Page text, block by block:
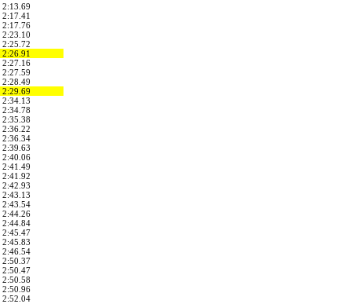
2:13.69
2:17.41
2:17.76
2:23.10
2:25.72
2:26.91
2:27.16
2:27.59
2:28.49
2:29.69
2:34.13
2:34.78
2:35.38
2:36.22
2:36.34
2:39.63
2:40.06
2:41.49
2:41.92
2:42.93
2:43.13
2:43.54
2:44.26
2:44.84
2:45.47
2:45.83
2:46.54
2:50.37
2:50.47
2:50.58
2:50.96
2:52.04